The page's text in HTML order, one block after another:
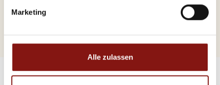
Marketing
Alle zulassen
Wir besprechen Ihre Immobilie, Ihre Vorstellungen und